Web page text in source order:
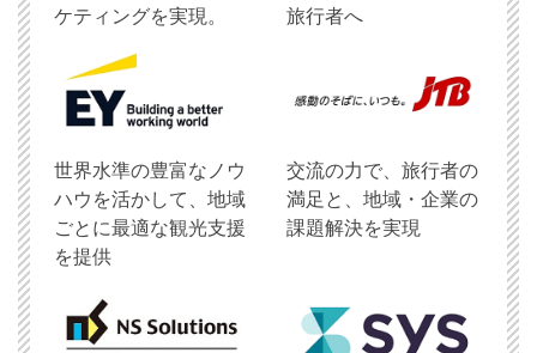
ケティングを実現。
旅行者へ
世界水準の豊富なノウ
ハウを活かして、地域
ごとに最適な観光支援
を提供
交流の力で、旅行者の
満足と、地域・企業の
課題解決を実現